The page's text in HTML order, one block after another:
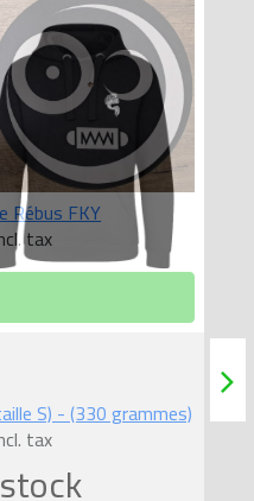
Rébus FKY
tax